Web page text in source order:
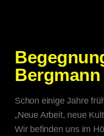
Bergmann
Schon einige Jahre
„Neue Arbeit, neue
Wir befinden uns im